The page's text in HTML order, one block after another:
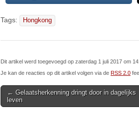
Tags: Hongkong
Dit artikel werd toegevoegd op zaterdag 1 juli 2017 om
Je kan de reacties op dit artikel volgen via de RSS 2.0
Post
navigation
← Gelaatsherkenning dringt door in dagelijks
leven